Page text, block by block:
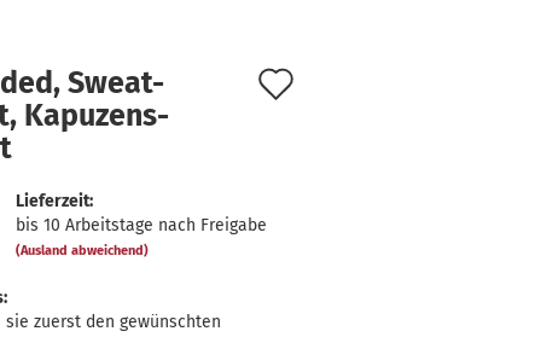
Sweat-​
Ka­pu­zens­
Lieferzeit:
bis 10 Arbeitstage nach Freigabe
(Ausland abweichend)
sie zuerst den gewünschten